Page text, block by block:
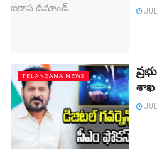
TELANGANA NEWS
శాఖ